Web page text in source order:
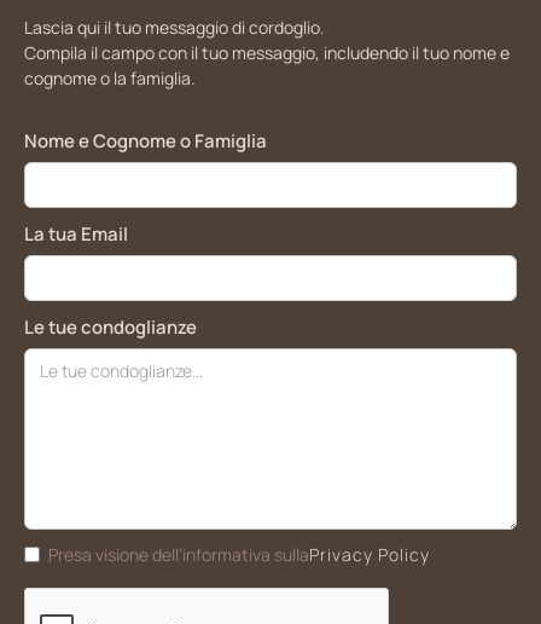
Lascia qui il tuo messaggio di cordoglio.
Compila il campo con il tuo messaggio, includendo il tuo nome e
cognome o la famiglia.
Nome e Cognome o Famiglia
La tua Email
Le tue condoglianze
Presa visione dell’informativa sullaPrivacy Policy